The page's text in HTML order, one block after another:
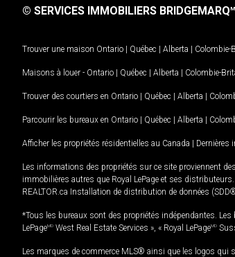
© SERVICES IMMOBILIERS BRIDGEMARQ
Trouver une maison Ontario | Québec | Alberta | Colombie-
Maisons à louer - Ontario | Québec | Alberta | Colombie-
Trouver des courtiers en Ontario | Québec | Alberta |
Parcourir les bureaux en Ontario | Québec | Alberta |
Afficher les propriétés résidentielles au Canada | Dernières
Les informations des propriétés sur ce site proviennent
immobilières autres que Royal LePage et ses
REALTOR.ca Installation de distribution de données
*Tous les bureaux sont des propriétés indépendantes.
LePageMD West Real Estate Services », « Royal LePageMD
Les marques de commerce MLS® ainsi que les logos qui